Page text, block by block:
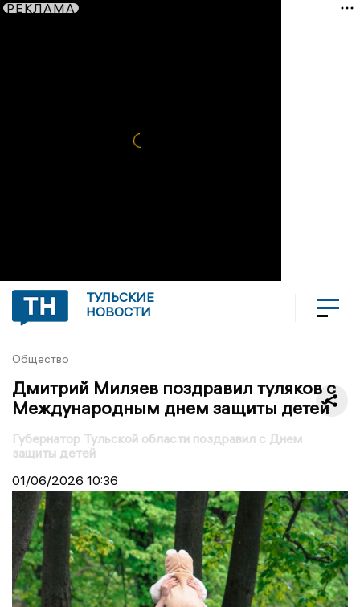
РЕКЛАМА
ТУЛЬСКИЕ
НОВОСТИ
Общество
Дмитрий Миляев поздравил туляков с
Международным днем защиты детей
Губернатор Тульской области поздравил с Днем
защиты детей
01/06/2026 10:36